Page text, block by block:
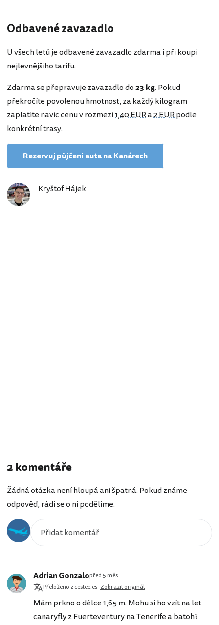
Odbavené zavazadlo
U všech letů je odbavené zavazadlo zdarma i při koupi
nejlevnějšího tarifu.
Zdarma se přepravuje zavazadlo do23 kg. Pokud
překročíte povolenou hmotnost, za každý kilogram
zaplatíte navíc cenu v rozmezí1,40 EURa2 EURpodle
konkrétní trasy.
Rezervuj půjčení auta na Kanárech
Kryštof Hájek
2 komentáře
Žádná otázka není hloupá ani špatná. Pokud známe
odpověď, rádi se o ni podělíme.
Adrian Gonzalopřed 5 měs
Přeloženo z cestee.es Zobrazit originál
Mám prkno o délce 1,65 m. Mohu si ho vzít na let
canaryfly z Fuerteventury na Tenerife a batoh?